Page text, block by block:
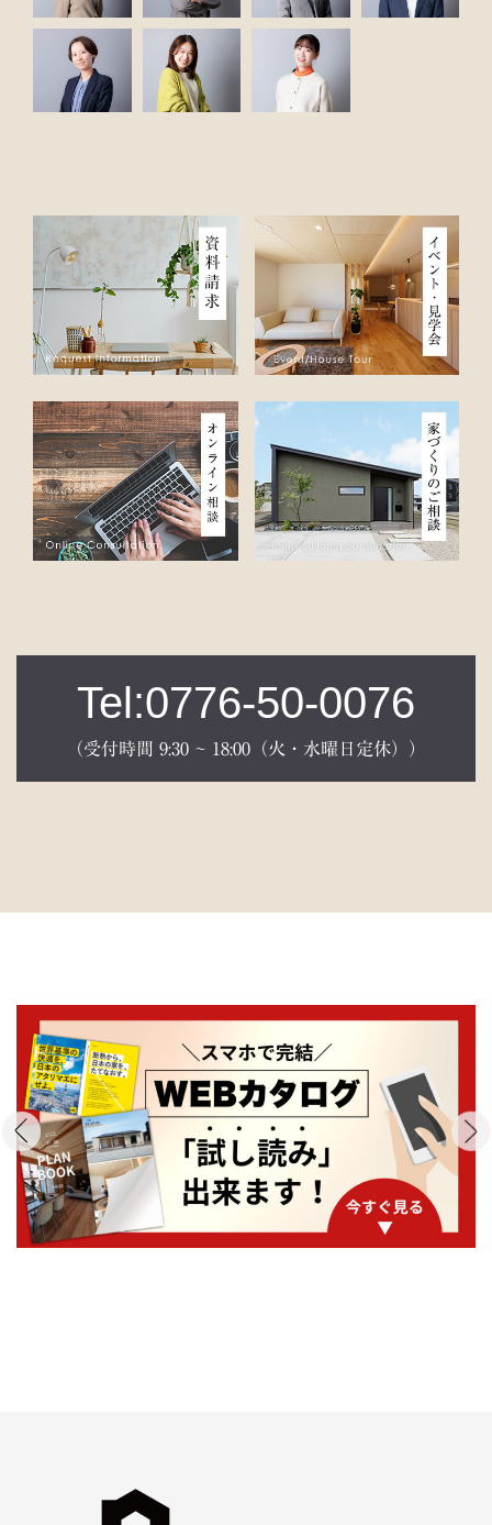
Tel:0776-50-0076
（受付時間 9:30 ~ 18:00（火・水曜日定休））